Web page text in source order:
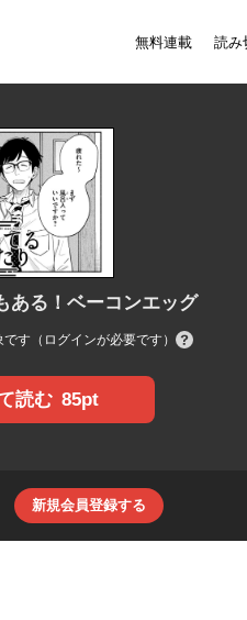
無料連載 読み
る！ベーコンエッグ
です（ログインが必要です）
読む 85pt
新規会員登録する